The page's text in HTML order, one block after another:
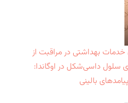
خدمات بهداشتی در مراقبت از
سلول داسی‌شکل در اوگاندا:
بالینی